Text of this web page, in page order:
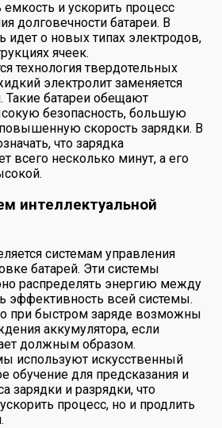
и ускорить процесс
долговечности батареи. В
идет о новых типах электродов,
ячеек.
технология твердотельных
электролит заменяется
Такие батареи обещают
безопасность, большую
скорость зарядки. В
что зарядка
всего несколько минут, а его
интеллектуальной
системам управления
батарей. Эти системы
распределять энергию между
эффективность всей системы.
при быстром заряде возможны
аккумулятора, если
должным образом.
используют искусственный
обучение для предсказания и
зарядки и разрядки, что
процесс, но и продлить